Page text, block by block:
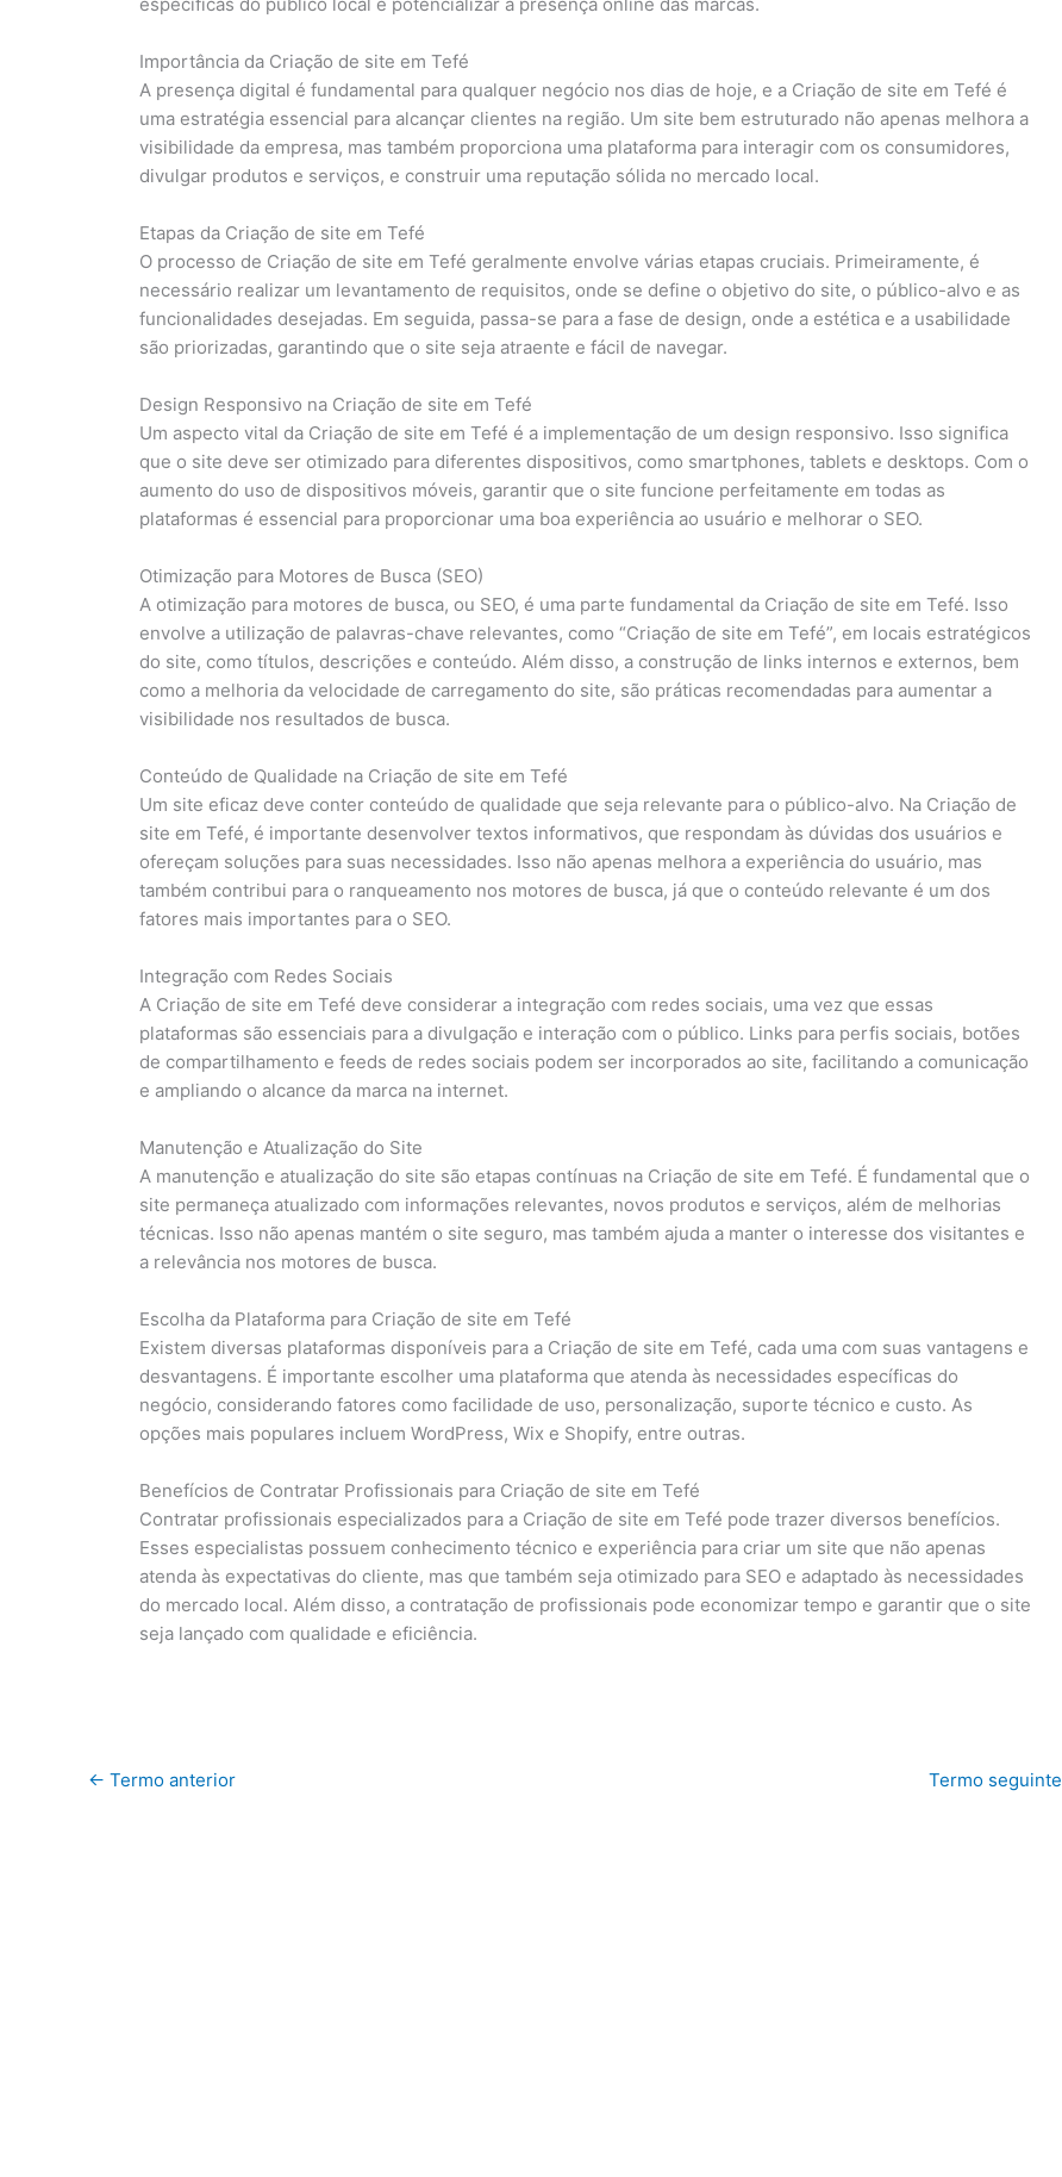
Importância da Criação de site em Tefé
A presença digital é fundamental para qualquer negócio nos dias de hoje, e a Criação de site em Tefé é
uma estratégia essencial para alcançar clientes na região. Um site bem estruturado não apenas melhora a
visibilidade da empresa, mas também proporciona uma plataforma para interagir com os consumidores,
divulgar produtos e serviços, e construir uma reputação sólida no mercado local.
Etapas da Criação de site em Tefé
O processo de Criação de site em Tefé geralmente envolve várias etapas cruciais. Primeiramente, é
necessário realizar um levantamento de requisitos, onde se define o objetivo do site, o público-alvo e as
funcionalidades desejadas. Em seguida, passa-se para a fase de design, onde a estética e a usabilidade
são priorizadas, garantindo que o site seja atraente e fácil de navegar.
Design Responsivo na Criação de site em Tefé
Um aspecto vital da Criação de site em Tefé é a implementação de um design responsivo. Isso significa
que o site deve ser otimizado para diferentes dispositivos, como smartphones, tablets e desktops. Com o
aumento do uso de dispositivos móveis, garantir que o site funcione perfeitamente em todas as
plataformas é essencial para proporcionar uma boa experiência ao usuário e melhorar o SEO.
Otimização para Motores de Busca (SEO)
A otimização para motores de busca, ou SEO, é uma parte fundamental da Criação de site em Tefé. Isso
envolve a utilização de palavras-chave relevantes, como “Criação de site em Tefé”, em locais estratégicos
do site, como títulos, descrições e conteúdo. Além disso, a construção de links internos e externos, bem
como a melhoria da velocidade de carregamento do site, são práticas recomendadas para aumentar a
visibilidade nos resultados de busca.
Conteúdo de Qualidade na Criação de site em Tefé
Um site eficaz deve conter conteúdo de qualidade que seja relevante para o público-alvo. Na Criação de
site em Tefé, é importante desenvolver textos informativos, que respondam às dúvidas dos usuários e
ofereçam soluções para suas necessidades. Isso não apenas melhora a experiência do usuário, mas
também contribui para o ranqueamento nos motores de busca, já que o conteúdo relevante é um dos
fatores mais importantes para o SEO.
Integração com Redes Sociais
A Criação de site em Tefé deve considerar a integração com redes sociais, uma vez que essas
plataformas são essenciais para a divulgação e interação com o público. Links para perfis sociais, botões
de compartilhamento e feeds de redes sociais podem ser incorporados ao site, facilitando a comunicação
e ampliando o alcance da marca na internet.
Manutenção e Atualização do Site
A manutenção e atualização do site são etapas contínuas na Criação de site em Tefé. É fundamental que o
site permaneça atualizado com informações relevantes, novos produtos e serviços, além de melhorias
técnicas. Isso não apenas mantém o site seguro, mas também ajuda a manter o interesse dos visitantes e
a relevância nos motores de busca.
Escolha da Plataforma para Criação de site em Tefé
Existem diversas plataformas disponíveis para a Criação de site em Tefé, cada uma com suas vantagens e
desvantagens. É importante escolher uma plataforma que atenda às necessidades específicas do
negócio, considerando fatores como facilidade de uso, personalização, suporte técnico e custo. As
opções mais populares incluem WordPress, Wix e Shopify, entre outras.
Benefícios de Contratar Profissionais para Criação de site em Tefé
Contratar profissionais especializados para a Criação de site em Tefé pode trazer diversos benefícios.
Esses especialistas possuem conhecimento técnico e experiência para criar um site que não apenas
atenda às expectativas do cliente, mas que também seja otimizado para SEO e adaptado às necessidades
do mercado local. Além disso, a contratação de profissionais pode economizar tempo e garantir que o site
seja lançado com qualidade e eficiência.
← Termo anterior Termo seguinte